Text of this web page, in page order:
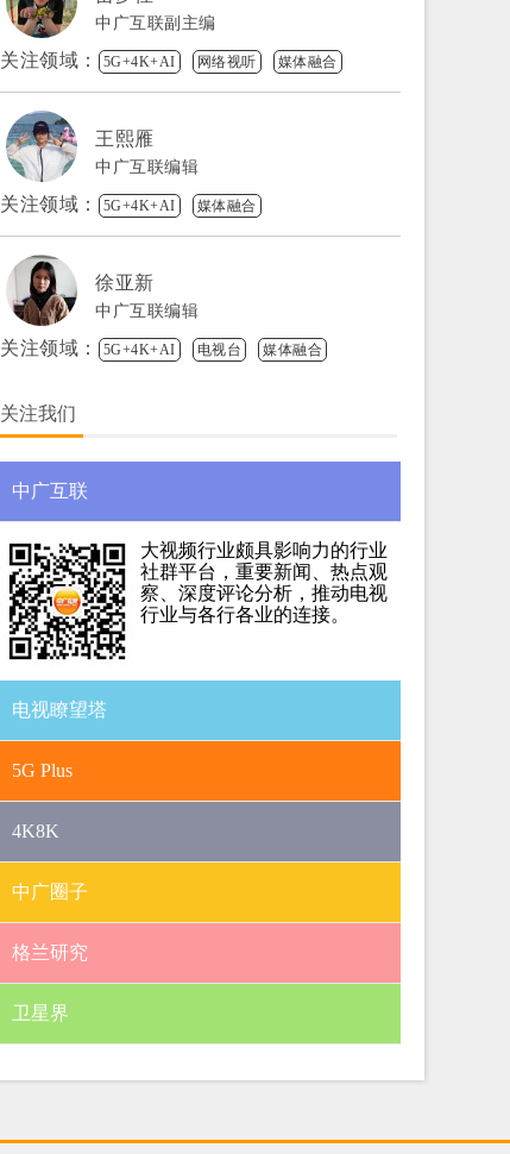
中广互联副主编
关注领域： 5G+4K+AI 网络视听 媒体融合
王熙雁
中广互联编辑
关注领域： 5G+4K+AI 媒体融合
徐亚新
中广互联编辑
关注领域： 5G+4K+AI 电视台 媒体融合
关注我们
中广互联
大视频行业颇具影响力的行业
社群平台，重要新闻、热点观
察、深度评论分析，推动电视
行业与各行各业的连接。
电视瞭望塔
5G Plus
4K8K
中广圈子
格兰研究
卫星界